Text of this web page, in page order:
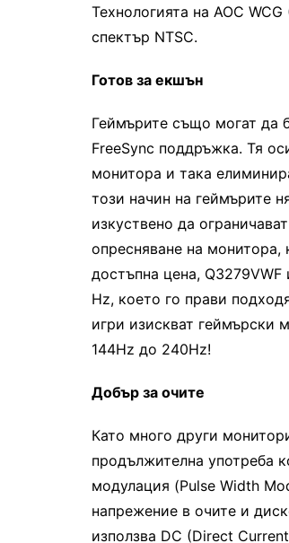
Технологията на AOC
спектър NTSC.
Готов за екшън
Геймърите също могат да
FreeSync поддръжка. Тя
монитора и така
този начин на геймърите
изкуствено да
опресняване на монитора,
достъпна цена,
Hz, което го прави
игри изискват геймърски
144Hz до 240Hz!
Добър за очите
Като много други
продължителна употреба
модулация (Pulse Width
напрежение в очите и
използва DC (Direct